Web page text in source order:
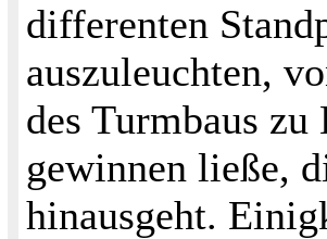
differenten
auszuleuchten,
des Turmbaus
gewinnen ließe,
hinausgeht.